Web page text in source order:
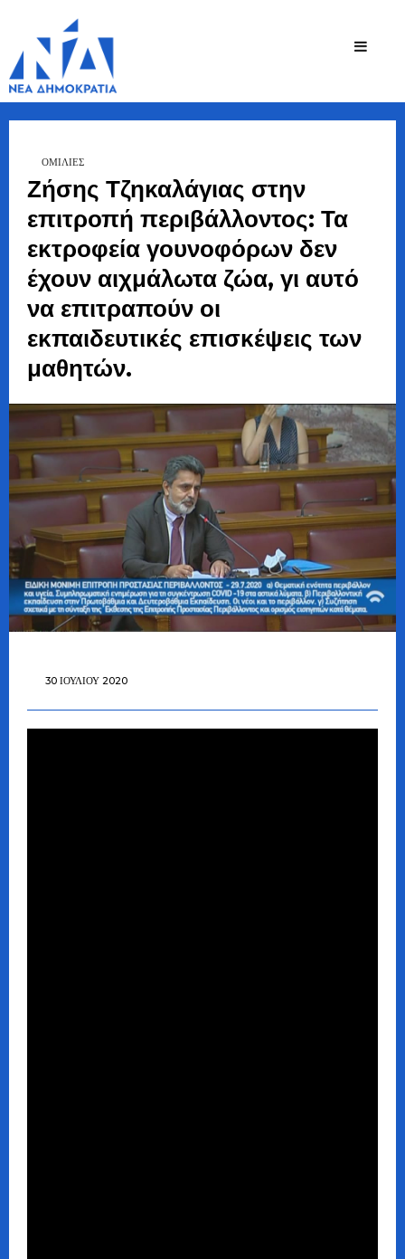
Ζήσης
Bουλευτής Ν.
Ζήσης Τζηκαλάγιας στην
επιτροπή περιβάλλοντος: Τα
εκτροφεία γουνοφόρων δεν
έχουν αιχμάλωτα ζώα, γι αυτό
να επιτραπούν οι
εκπαιδευτικές επισκέψεις των
μαθητών.
ΟΜΙΛΊΕΣ
30 ΙΟΥΛΊΟΥ 2020